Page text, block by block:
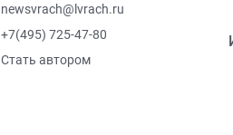
newsvrach@lvrach.ru
+7(495) 725-47-80
Стать автором